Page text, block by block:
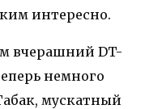
интересно.
вчерашний DT-
немного
мускатный